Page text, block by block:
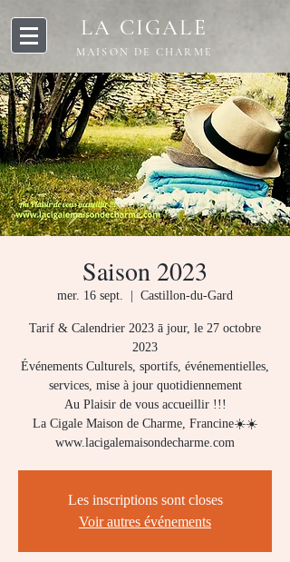
LA CIGALE
MAISON DE CHARME
Saison 2023
mer. 16 sept. Castillon-du-Gard
Tarif & Calendrier 2023 ā jour, le 27 octobre
2023
Événements Culturels, sportifs, événementielles,
services, mise à jour quotidiennement
Au Plaisir de vous accueillir !!!
La Cigale Maison de Charme, Francine☀️☀️
www.lacigalemaisondecharme.com
Les inscriptions sont closes
Voir autres événements